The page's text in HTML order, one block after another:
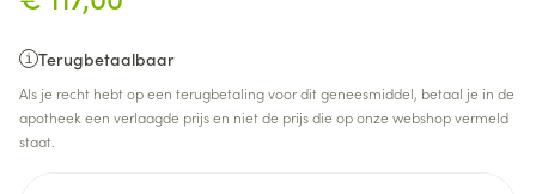
Terugbetaalbaar
Als je recht hebt op een terugbetaling voor dit geneesmiddel, betaal je in de
apotheek een verlaagde prijs en niet de prijs die op onze webshop vermeld
staat.